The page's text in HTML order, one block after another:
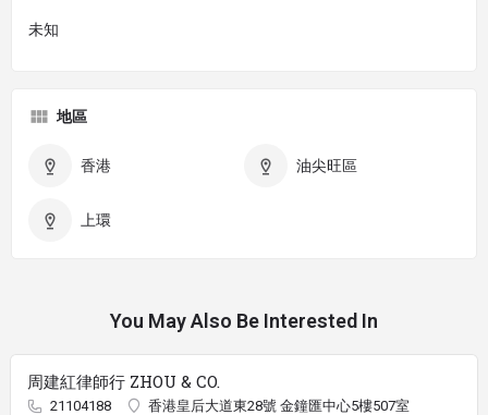
未知
地區
香港 油尖旺區
上環
You May Also Be Interested In
周建紅律師行 ZHOU & CO.
21104188 香港皇后大道東28號 金鐘匯中心5樓507室